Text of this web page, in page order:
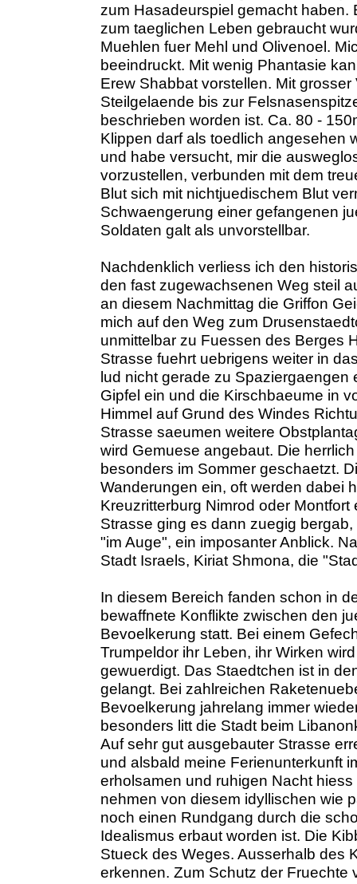
zum Hasadeurspiel gemacht haben.
zum taeglichen Leben gebraucht
Muehlen fuer Mehl und Olivenoel.
beeindruckt. Mit wenig Phantasie
Erew Shabbat vorstellen. Mit
Steilgelaende bis zur
beschrieben worden ist. Ca. 80 -
Klippen darf als toedlich angesehen
und habe versucht, mir die
vorzustellen, verbunden mit dem
Blut sich mit nichtjuedischem Blut
Schwaengerung einer gefangenen
Soldaten galt als unvorstellbar.
Nachdenklich verliess ich den
den fast zugewachsenen Weg steil
an diesem Nachmittag die Griffon
mich auf den Weg zum
unmittelbar zu Fuessen des Berges
Strasse fuehrt uebrigens weiter in
lud nicht gerade zu Spaziergaengen
Gipfel ein und die Kirschbaeume in
Himmel auf Grund des Windes
Strasse saeumen weitere
wird Gemuese angebaut. Die
besonders im Sommer geschaetzt.
Wanderungen ein, oft werden dabei
Kreuzritterburg Nimrod oder
Strasse ging es dann zuegig
"im Auge", ein imposanter Anblick.
Stadt Israels, Kiriat Shmona, die
In diesem Bereich fanden schon in
bewaffnete Konflikte zwischen den
Bevoelkerung statt. Bei einem
Trumpeldor ihr Leben, ihr Wirken
gewuerdigt. Das Staedtchen ist in
gelangt. Bei zahlreichen
Bevoelkerung jahrelang immer
besonders litt die Stadt beim
Auf sehr gut ausgebauter Strasse
und alsbald meine Ferienunterkunft
erholsamen und ruhigen Nacht
nehmen von diesem idyllischen wie
noch einen Rundgang durch die
Idealismus erbaut worden ist. Die
Stueck des Weges. Ausserhalb des
erkennen. Zum Schutz der Fruechte